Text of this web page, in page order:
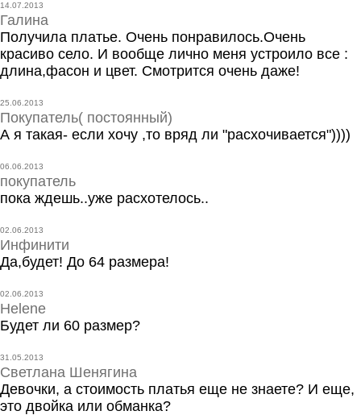
14.07.2013
Галина
Получила платье. Очень понравилось.Очень
красиво село. И вообще лично меня устроило все :
длина,фасон и цвет. Смотрится очень даже!
25.06.2013
Покупатель( постоянный)
А я такая- если хочу ,то вряд ли "расхочивается"))))
06.06.2013
покупатель
пока ждешь..уже расхотелось..
02.06.2013
Инфинити
Да,будет! До 64 размера!
02.06.2013
Helene
Будет ли 60 размер?
31.05.2013
Светлана Шенягина
Девочки, а стоимость платья еще не знаете? И еще,
это двойка или обманка?